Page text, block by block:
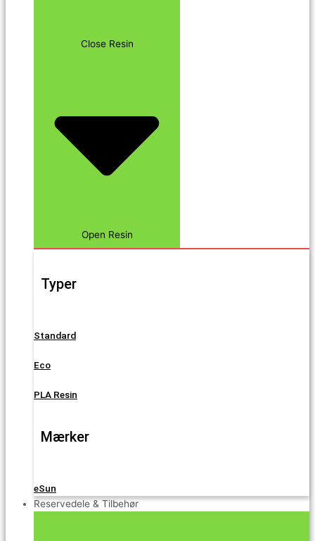
Close Resin
Open Resin
Typer
Standard
Eco
PLA Resin
Mærker
eSun
Reservedele & Tilbehør